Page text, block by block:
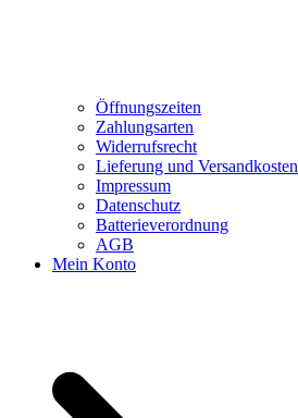
Öffnungszeiten
Zahlungsarten
Widerrufsrecht
Lieferung und Versandkosten
Impressum
Datenschutz
Batterieverordnung
AGB
Mein Konto